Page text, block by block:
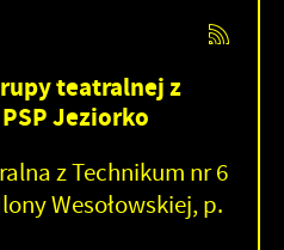
teatralnej z
Jeziorko
z Technikum nr 6
Wesołowskiej, p.